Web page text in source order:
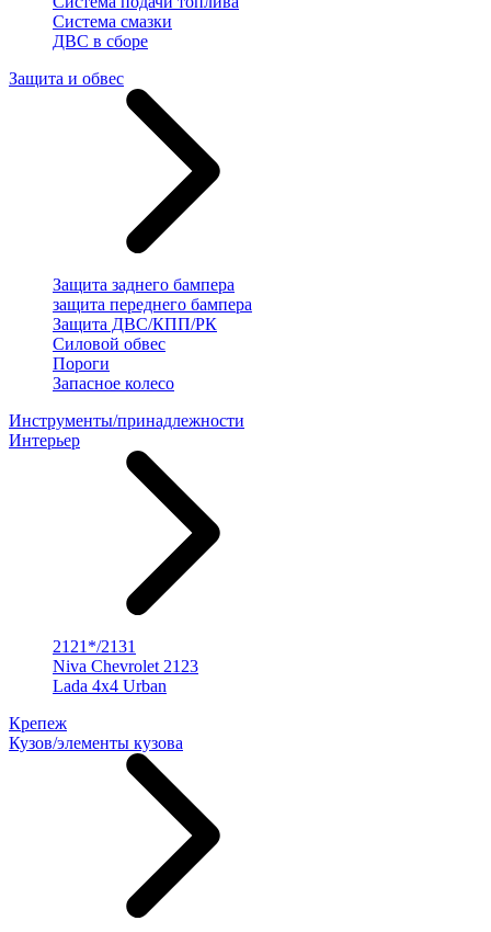
Система смазки
ДВС в сборе
Защита и обвес
Защита заднего бампера
защита переднего бампера
Защита ДВС/КПП/РК
Силовой обвес
Пороги
Запасное колесо
Инструменты/принадлежности
Интерьер
2121*/2131
Niva Chevrolet 2123
Lada 4x4 Urban
Крепеж
Кузов/элементы кузова